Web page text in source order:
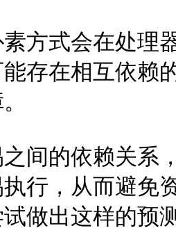
方式会在处理
存在相互依赖
间的依赖关
行，从而避免
做出这样的预